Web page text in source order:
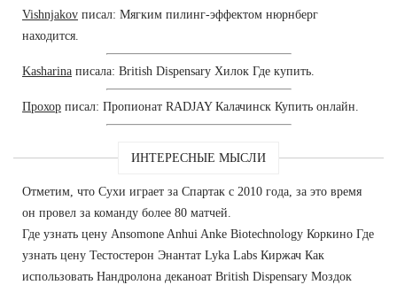
Vishnjakov писал: Мягким пилинг-эффектом нюрнберг
находится.
Kasharina писала: British Dispensary Хилок Где купить.
Прохор писал: Пропионат RADJAY Калачинск Купить онлайн.
ИНТЕРЕСНЫЕ МЫСЛИ
Отметим, что Сухи играет за Спартак с 2010 года, за это время
он провел за команду более 80 матчей.
Где узнать цену Ansomone Anhui Anke Biotechnology Коркино Где
узнать цену Тестостерон Энантат Lyka Labs Киржач Как
использовать Нандролона деканоат British Dispensary Моздок